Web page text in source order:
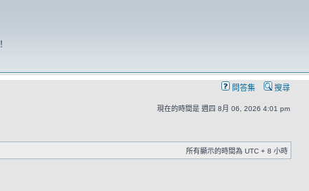
問答集 搜尋
現在的時間是 週四 8月 06, 2026 4:01 pm
所有顯示的時間為 UTC + 8 小時